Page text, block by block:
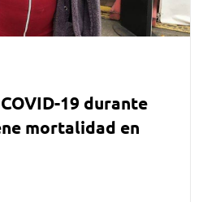
19 durante
mortalidad en